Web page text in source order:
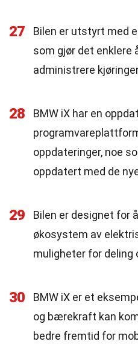
27
Bilen er utstyrt med
som gjør det enklere
administrere
28
BMW iX har en
oppdateringer, noe
oppdatert med de
29
Bilen er designet for
økosystem av
muligheter for deling
30
BMW iX er et
og bærekraft kan
bedre fremtid for